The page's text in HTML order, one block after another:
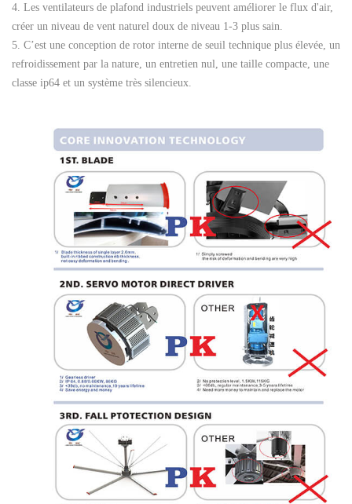
4. Les ventilateurs de plafond industriels peuvent améliorer le flux d'air,
créer un niveau de vent naturel doux de niveau 1-3 plus sain.
5. C’est une conception de rotor interne de seuil technique plus élevée, un
refroidissement par la nature, un entretien nul, une taille compacte, une
classe ip64 et un système très silencieux.